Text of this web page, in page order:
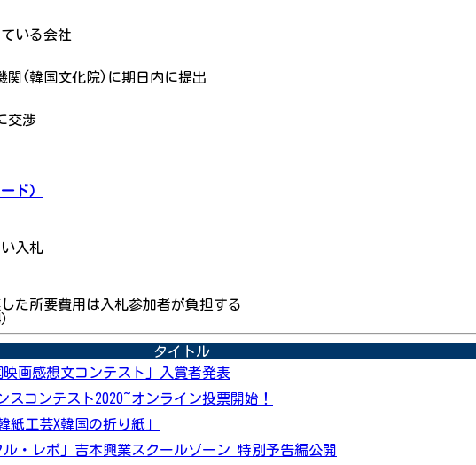
いる会社
関(韓国文化院)に期日内に提出
交渉
ド）
入札
た所要費用は入札参加者が負担する
タイトル
画感想文コンテスト」入賞者発表
スコンテスト2020~オンライン投票開始！
紙工芸X韓国の折り紙」
ル・レポ」吉本興業スクールゾーン 特別予告編公開